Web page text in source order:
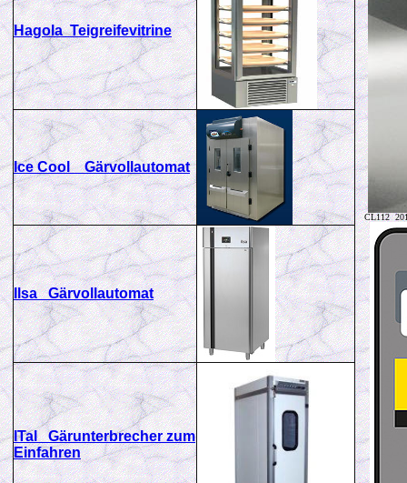
HagolaTeigreifevitrine
Ice Cool Gärvollautomat
Ilsa Gärvollautomat
ITal Gärunterbrecher zum
Einfahren
CL112